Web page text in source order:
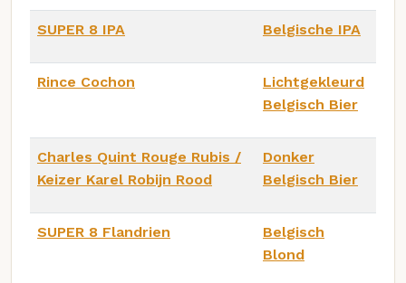
SUPER 8 IPA Belgische IPA
Rince Cochon
Lichtgekleurd
Belgisch Bier
Charles Quint Rouge Rubis /
Keizer Karel Robijn Rood
Donker
Belgisch Bier
SUPER 8 Flandrien
Belgisch
Blond